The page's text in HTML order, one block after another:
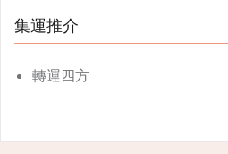
集運推介
轉運四方